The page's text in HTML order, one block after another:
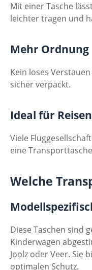
Mit einer Tasche
leichter tragen und
Mehr Ordnung
Kein loses
sicher verpackt.
Ideal für Reisen
Viele
eine
Welche
Diese Taschen sind
Kinderwagen
Joolz oder Veer. Sie
optimalen Schutz.